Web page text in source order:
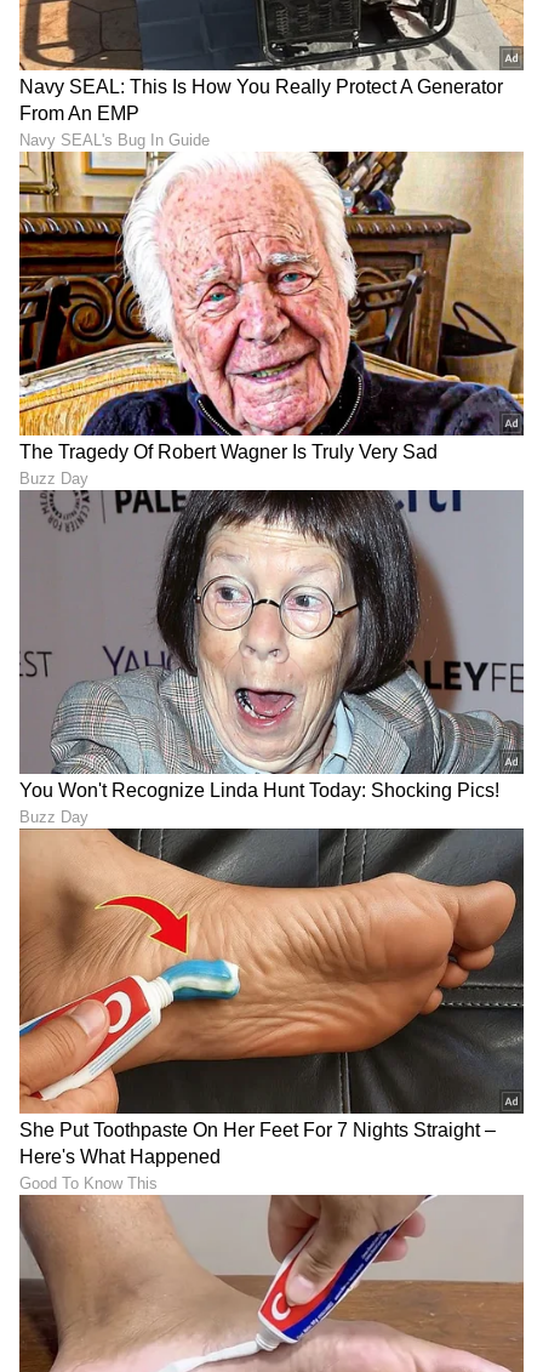
"ರಾಜಕೀಯ ಬೇಡ, ಸಿನಿಮಾನೇ ಪ್ರಾಣ":
ಕನಕೋತ್ಸವದಲ್ಲಿ ರಿಷಬ್ ಶೆಟ್ಟಿ | Rishab
Shetty speech | Suvarna News
ಶೇ.50 ರಿಂದ ಶೇ.18 ಕ್ಕೆ TAX ಇಳಿಕೆ: ಮೋದಿ-
ಟ್ರಂಪ್ ಐತಿಹಾಸಿಕ ಒಪ್ಪಂದ | India US
Trade Deal | Party Rounds